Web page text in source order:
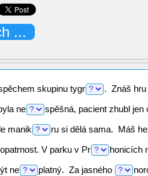
...
skupinu tygr . Znáš
ne spěšná, pacient zhubl jen
manik rusi dělá sama. Máš
V parku v Pr honicích
ne platný. Za jasného